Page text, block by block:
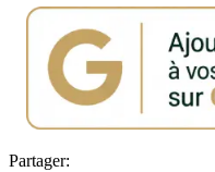
Partager: